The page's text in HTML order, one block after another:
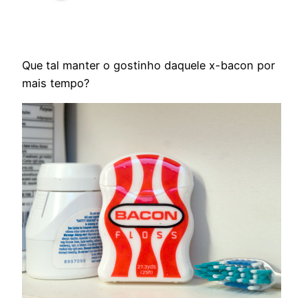
Que tal manter o gostinho daquele x-bacon por
mais tempo?